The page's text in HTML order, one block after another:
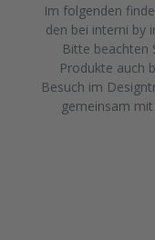
Im folgenden
den bei interni by
Bitte beachten
Produkte auch
Besuch im
gemeinsam